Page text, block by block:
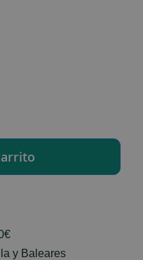
y Baleares